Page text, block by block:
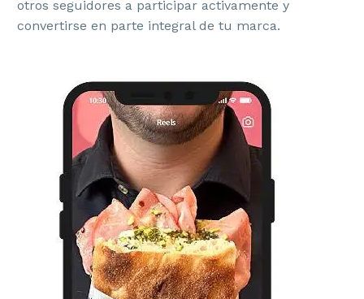
otros seguidores a participar activamente y
convertirse en parte integral de tu marca.